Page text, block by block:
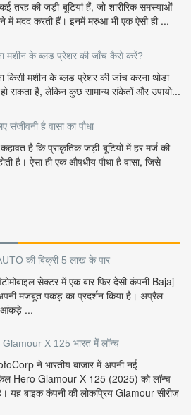
तरह की जड़ी-बूटियां हैं, जो शारीरिक समस्याओं
में मदद करती हैं। इनमें मरुआ भी एक ऐसी ही ...
मशीन के ब्लड प्रेशर की जाँच कैसे करें?
किसी मशीन के ब्लड प्रेशर की जांच करना थोड़ा
हो सकता है, लेकिन कुछ सामान्य संकेतों और उपायो...
संजीवनी है वासा का पौधा
है कि प्राकृतिक जड़ी-बूटियों में हर मर्ज की
है। ऐसा ही एक औषधीय पौधा है वासा, जिसे
की बिक्री 5 लाख के पार
सेक्टर में एक बार फिर देसी कंपनी Bajaj
मजबूत पकड़ का प्रदर्शन किया है। अप्रैल
...
X 125 भारत में लॉन्च
ने भारतीय बाजार में अपनी नई
Hero Glamour X 125 (2025) को लॉन्च
यह बाइक कंपनी की लोकप्रिय Glamour सीरीज़